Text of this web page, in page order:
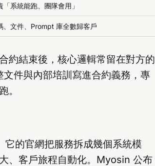
「系統能跑、團隊會用」
、文件、Prompt 庫全數歸客戶
約結束後，核心邏輯常留在對方的
件與內部培訓寫進合約義務，專
。
的官網把服務拆成幾個系統模
、客戶旅程自動化。Myosin 公布